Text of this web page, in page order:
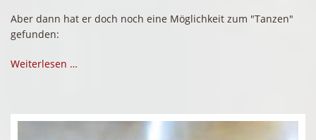
Aber dann hat er doch noch eine Möglichkeit zum "Tanzen"
gefunden:
Weiterlesen …